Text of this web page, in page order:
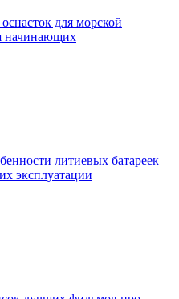
для морской
начинающих
литиевых батареек
эксплуатации